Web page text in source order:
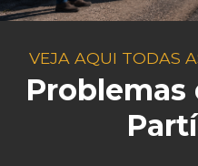
VEJA AQUI TODAS